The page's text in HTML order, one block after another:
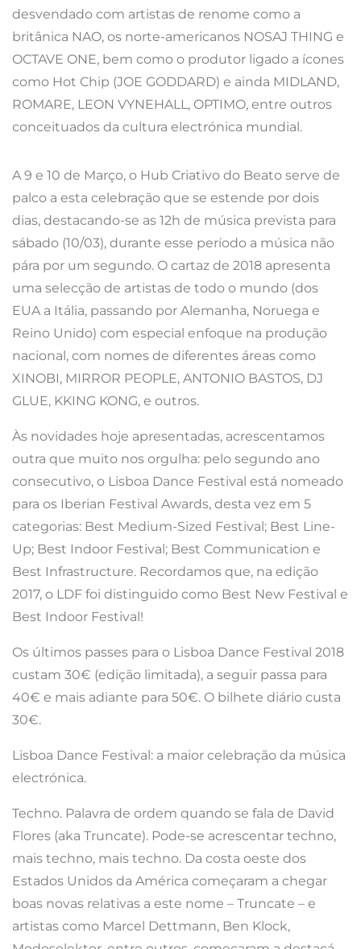
desvendado com artistas de renome como a
britânica NAO, os norte-americanos NOSAJ THING e
OCTAVE ONE, bem como o produtor ligado a ícones
como Hot Chip (JOE GODDARD) e ainda MIDLAND,
ROMARE, LEON VYNEHALL, OPTIMO, entre outros
conceituados da cultura electrónica mundial.
A 9 e 10 de Março, o Hub Criativo do Beato serve de
palco a esta celebração que se estende por dois
dias, destacando-se as 12h de música prevista para
sábado (10/03), durante esse período a música não
pára por um segundo. O cartaz de 2018 apresenta
uma selecção de artistas de todo o mundo (dos
EUA a Itália, passando por Alemanha, Noruega e
Reino Unido) com especial enfoque na produção
nacional, com nomes de diferentes áreas como
XINOBI, MIRROR PEOPLE, ANTONIO BASTOS, DJ
GLUE, KKING KONG, e outros.
Às novidades hoje apresentadas, acrescentamos
outra que muito nos orgulha: pelo segundo ano
consecutivo, o Lisboa Dance Festival está nomeado
para os Iberian Festival Awards, desta vez em 5
categorias: Best Medium-Sized Festival; Best Line-
Up; Best Indoor Festival; Best Communication e
Best Infrastructure. Recordamos que, na edição
2017, o LDF foi distinguido como Best New Festival e
Best Indoor Festival!
Os últimos passes para o Lisboa Dance Festival 2018
custam 30€ (edição limitada), a seguir passa para
40€ e mais adiante para 50€. O bilhete diário custa
30€.
Lisboa Dance Festival: a maior celebração da música
electrónica.
Techno. Palavra de ordem quando se fala de David
Flores (aka Truncate). Pode-se acrescentar techno,
mais techno, mais techno. Da costa oeste dos
Estados Unidos da América começaram a chegar
boas novas relativas a este nome – Truncate – e
artistas como Marcel Dettmann, Ben Klock,